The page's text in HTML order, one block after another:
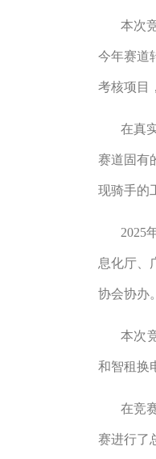
本次
今年赛道
考核项目
在真
赛道固有
现骑手的
2025
息化厅、
协会协办。
本次
和智租换
在竞
赛进行了